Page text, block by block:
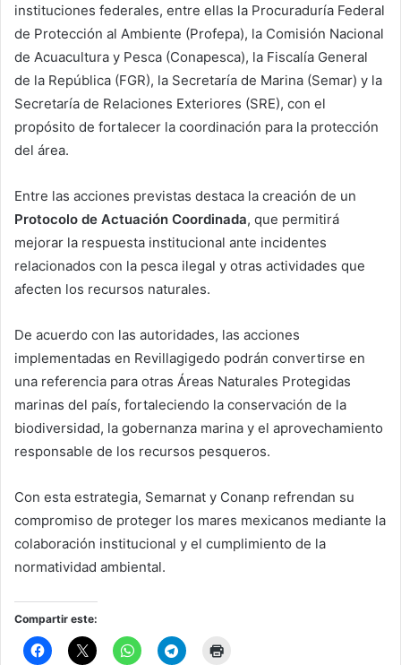
instituciones federales, entre ellas la Procuraduría Federal
de Protección al Ambiente (Profepa), la Comisión Nacional
de Acuacultura y Pesca (Conapesca), la Fiscalía General
de la República (FGR), la Secretaría de Marina (Semar) y la
Secretaría de Relaciones Exteriores (SRE), con el
propósito de fortalecer la coordinación para la protección
del área.
Entre las acciones previstas destaca la creación de un
Protocolo de Actuación Coordinada, que permitirá
mejorar la respuesta institucional ante incidentes
relacionados con la pesca ilegal y otras actividades que
afecten los recursos naturales.
De acuerdo con las autoridades, las acciones
implementadas en Revillagigedo podrán convertirse en
una referencia para otras Áreas Naturales Protegidas
marinas del país, fortaleciendo la conservación de la
biodiversidad, la gobernanza marina y el aprovechamiento
responsable de los recursos pesqueros.
Con esta estrategia, Semarnat y Conanp refrendan su
compromiso de proteger los mares mexicanos mediante la
colaboración institucional y el cumplimiento de la
normatividad ambiental.
Compartir este: